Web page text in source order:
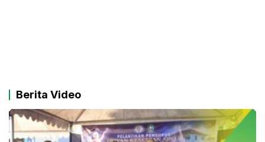
Berita Video